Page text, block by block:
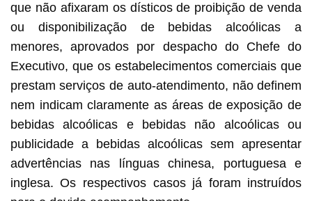
que não afixaram os dísticos de proibição de venda
ou disponibilização de bebidas alcoólicas a
menores, aprovados por despacho do Chefe do
Executivo, que os estabelecimentos comerciais que
prestam serviços de auto-atendimento, não definem
nem indicam claramente as áreas de exposição de
bebidas alcoólicas e bebidas não alcoólicas ou
publicidade a bebidas alcoólicas sem apresentar
advertências nas línguas chinesa, portuguesa e
inglesa. Os respectivos casos já foram instruídos